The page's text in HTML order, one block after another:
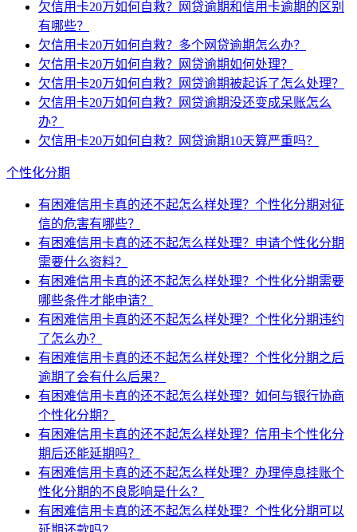
欠信用卡20万如何自救？网贷逾期和信用卡逾期的区别
有哪些？
欠信用卡20万如何自救？多个网贷逾期怎么办？
欠信用卡20万如何自救？网贷逾期如何处理？
欠信用卡20万如何自救？网贷逾期被起诉了怎么处理？
欠信用卡20万如何自救？网贷逾期没还变成呆账怎么
办？
欠信用卡20万如何自救？网贷逾期10天算严重吗？
个性化分期
有困难信用卡真的还不起怎么样处理？个性化分期对征
信的危害有哪些？
有困难信用卡真的还不起怎么样处理？申请个性化分期
需要什么资料？
有困难信用卡真的还不起怎么样处理？个性化分期需要
哪些条件才能申请？
有困难信用卡真的还不起怎么样处理？个性化分期违约
了怎么办？
有困难信用卡真的还不起怎么样处理？个性化分期之后
逾期了会有什么后果？
有困难信用卡真的还不起怎么样处理？如何与银行协商
个性化分期？
有困难信用卡真的还不起怎么样处理？信用卡个性化分
期后还能延期吗？
有困难信用卡真的还不起怎么样处理？办理停息挂账个
性化分期的不良影响是什么？
有困难信用卡真的还不起怎么样处理？个性化分期可以